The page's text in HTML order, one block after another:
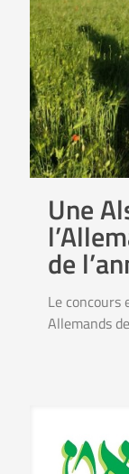
Une
de
Le
Allemands